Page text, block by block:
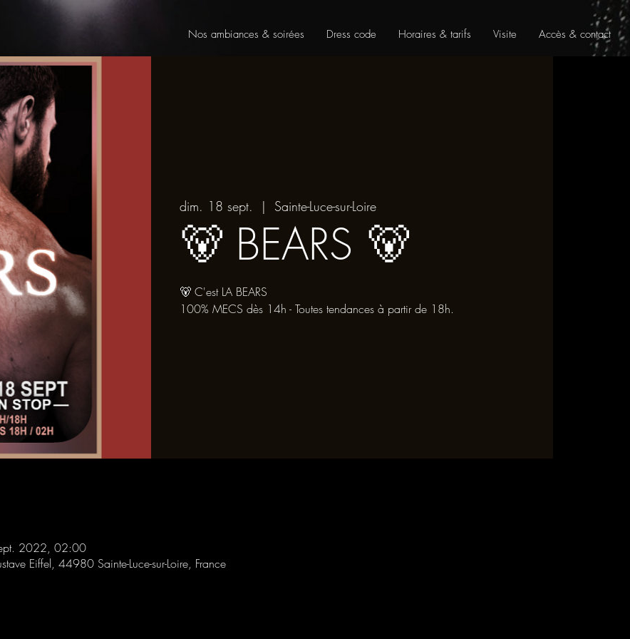
Nos ambiances & soirées Dress code Horaires & tarifs Visite Accès & contact
dim. 18 sept.
  |
Sainte-Luce-sur-Loire
🐻 BEARS 🐻
🐻 C'est LA BEARS
100% MECS dès 14h - Toutes tendances à partir de 18h.
2022, 02:00
Eiffel, 44980 Sainte-Luce-sur-Loire, France